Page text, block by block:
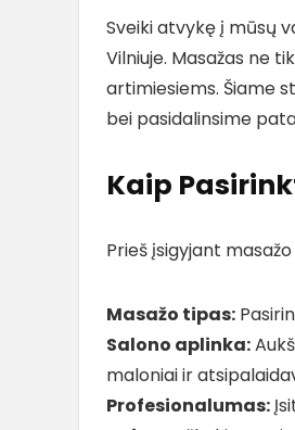
Sveiki atvykę į mūsų
Vilniuje. Masažas ne
artimiesiems. Šiame
bei pasidalinsime
Kaip
Prieš įsigyjant
Masažo tipas:
Salono aplinka:
maloniai ir
Profesionalumas: